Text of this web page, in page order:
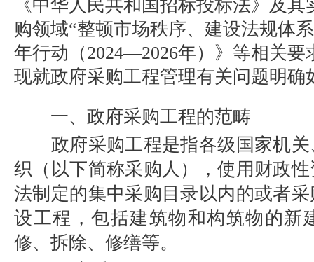
《中华人民共和国招标投标法》 及其
购领域“整顿市场秩序、建设法规体
年行动（2024—2026年） 》等相关要
现就政府采购工程管理有关问题明确
一、政府采购工程的范畴
政府采购工程是指各级国家机
织（以下简称采购人），使用财政
法制定的集中采购目录以内的或者
设工程，包括建筑物和构筑物的新
修、拆除、修缮等。